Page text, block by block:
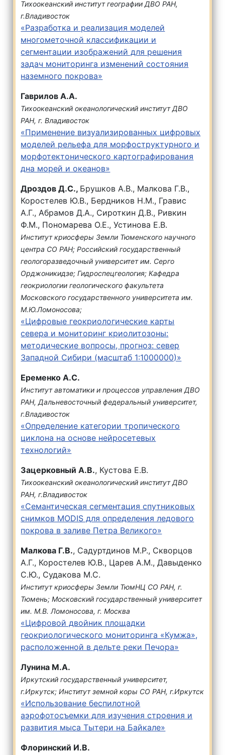
Тихоокеанский институт географии ДВО РАН,
г.Владивосток
«Разработка и реализация моделей
многометочной классификации и
сегментации изображений для решения
задач мониторинга изменений состояния
наземного покрова»
Гаврилов А.А.
Тихоокеанский океанологический институт ДВО
РАН, г. Владивосток
«Применение визуализированных цифровых
моделей рельефа для морфоструктурного и
морфотектонического картографирования
дна морей и океанов»
Дроздов Д.С., Брушков А.В., Малкова Г.В.,
Коростелев Ю.В., Бердников Н.М., Гравис
А.Г., Абрамов Д.А., Сироткин Д.В., Ривкин
Ф.М., Пономарева О.Е., Устинова Е.В.
Институт криосферы Земли Тюменского научного
центра СО РАН; Российский государственный
геологоразведочный университет им. Серго
Орджоникидзе; Гидроспецгеология; Кафедра
геокриологии геологического факультета
Московского государственного университета им.
М.Ю.Ломоносова;
«Цифровые геокриологические карты
севера и мониторинг криолитозоны:
методические вопросы, прогноз: север
Западной Сибири (масштаб 1:1000000)»
Еременко А.С.
Институт автоматики и процессов управления ДВО
РАН, Дальневосточный федеральный университет,
г.Владивосток
«Определение категории тропического
циклона на основе нейросетевых
технологий»
Зацерковный А.В., Кустова Е.В.
Тихоокеанский океанологический институт ДВО
РАН, г.Владивосток
«Семантическая сегментация спутниковых
снимков MODIS для определения ледового
покрова в заливе Петра Великого»
Малкова Г.В., Садуртдинов М.Р., Скворцов
А.Г., Коростелев Ю.В., Царев А.М., Давыденко
С.Ю., Судакова М.С.
Институт криосферы Земли ТюмНЦ СО РАН, г.
Тюмень; Московский государственный университет
им. М.В. Ломоносова, г. Москва
«Цифровой двойник площадки
геокриологического мониторинга «Кумжа»,
расположенной в дельте реки Печора»
Лунина М.А.
Иркутский государственный университет,
г.Иркутск; Институт земной коры СО РАН, г.Иркутск
«Использование беспилотной
аэрофотосъемки для изучения строения и
развития мыса Тытери на Байкале»
Флоринский И.В.